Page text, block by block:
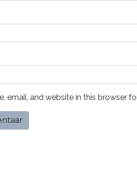
email, and website in this browser